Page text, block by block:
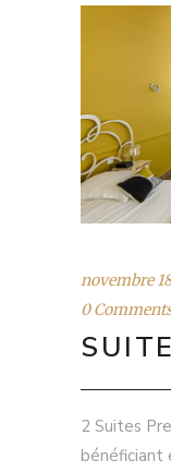
novembre
0
2 Suites
bénéficiant